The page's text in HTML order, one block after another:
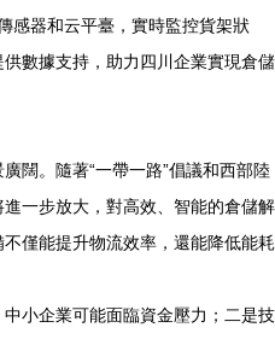
感器和云平臺，實時監控貨架狀
數據支持，助力四川企業實現倉儲
闊。隨著“一帶一路”倡議和西部陸
一步放大，對高效、智能的倉儲解
僅能提升物流效率，還能降低能耗
小企業可能面臨資金壓力；二是技